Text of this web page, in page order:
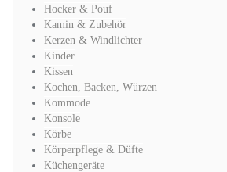
Hocker & Pouf
Kamin & Zubehör
Kerzen & Windlichter
Kinder
Kissen
Kochen, Backen, Würzen
Kommode
Konsole
Körbe
Körperpflege & Düfte
Küchengeräte